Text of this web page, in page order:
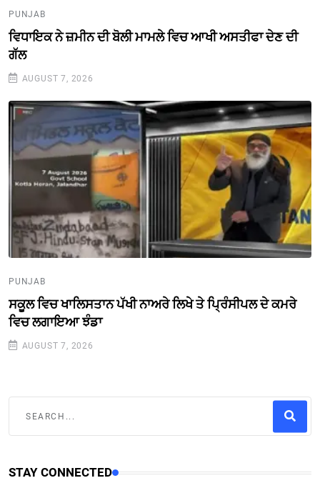
PUNJAB
ਵਿਧਾਇਕ ਨੇ ਜ਼ਮੀਨ ਦੀ ਬੋਲੀ ਮਾਮਲੇ ਵਿਚ ਆਖੀ ਅਸਤੀਫਾ ਦੇਣ ਦੀ
ਗੱਲ
AUGUST 7, 2026
PUNJAB
ਸਕੂਲ ਵਿਚ ਖਾਲਿਸਤਾਨ ਪੱਖੀ ਨਾਅਰੇ ਲਿਖੇ ਤੇ ਪ੍ਰਿੰਸੀਪਲ ਦੇ ਕਮਰੇ
ਵਿਚ ਲਗਾਇਆ ਝੰਡਾ
AUGUST 7, 2026
STAY CONNECTED